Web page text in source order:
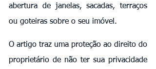
abertura de janelas, sacadas, terraços
ou goteiras sobre o seu imóvel.
O artigo traz uma proteção ao direito do
proprietário de não ter sua privacidade